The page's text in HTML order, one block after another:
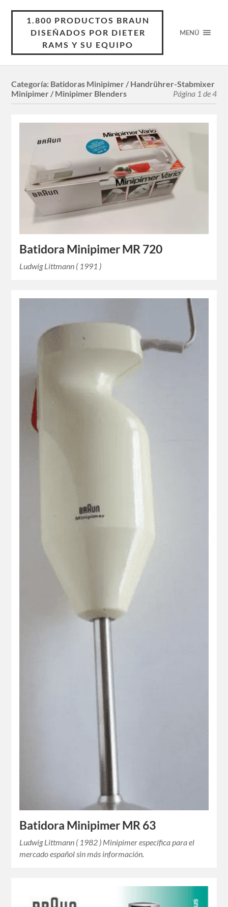
1.800 PRODUCTOS BRAUN
DISEÑADOS POR DIETER
RAMS Y SU EQUIPO
MENÚ
Categoría: Batidoras Minipimer / Handrührer-Stabmixer
Minipimer / Minipimer Blenders
Página 1 de 4
Batidora Minipimer MR 720
Ludwig Littmann ( 1991 )
Batidora Minipimer MR 63
Ludwig Littmann ( 1982 ) Minipimer específica para el
mercado español sin más información.